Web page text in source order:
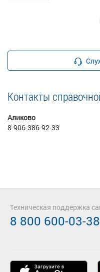
Контакты
Аликово
8-906-386-92-33
Техническая поддержка
8 800 600-03-38